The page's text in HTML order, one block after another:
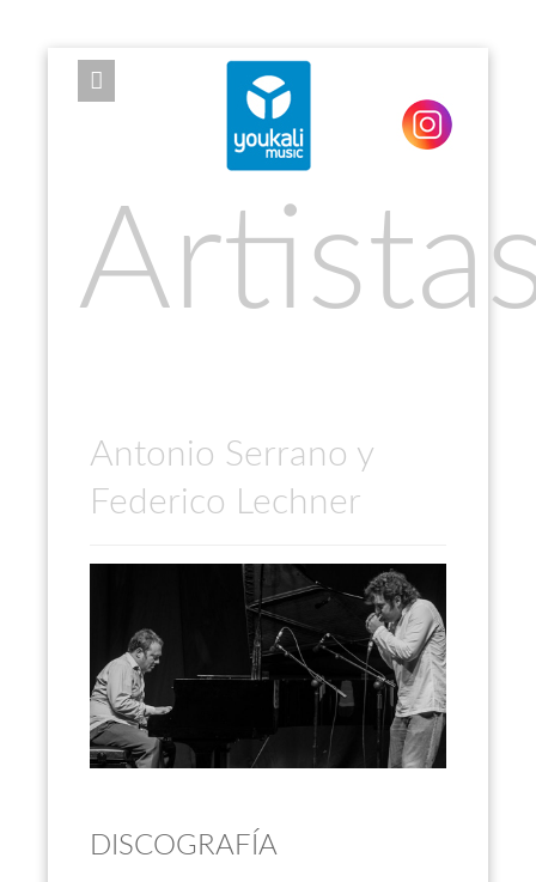
EXPOSE FRAMEWORK FOR JOOMLA 2.5 AND 3.0+
Antonio Serrano y
Federico Lechner
DISCOGRAFÍA